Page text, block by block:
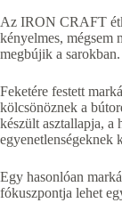
Az IRON CRAFT
kényelmes, mégsem
megbújik a sarokban.
Feketére festett
kölcsönöznek a
készült asztallapja, a
egyenetlenségeknek
Egy hasonlóan
fókuszpontja lehet